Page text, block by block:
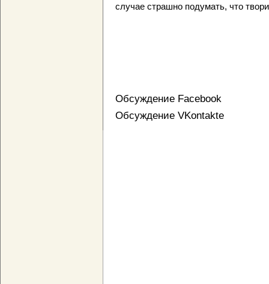
случае страшно подумать, что
Обсуждение Facebook
Обсуждение VKontakte